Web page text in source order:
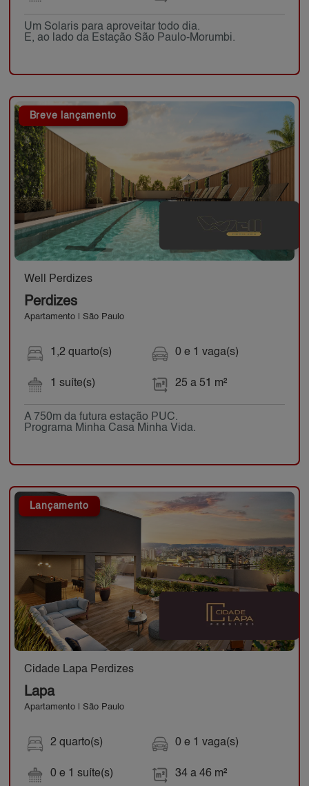
Um Solaris para aproveitar todo dia.
E, ao lado da Estação São Paulo-Morumbi.
Breve lançamento
Well Perdizes
Perdizes
Apartamento | São Paulo
1,2 quarto(s)
1 suíte(s)
0 e 1 vaga(s)
25 a 51 m²
A 750m da futura estação PUC.
Programa Minha Casa Minha Vida.
Lançamento
Cidade Lapa Perdizes
Lapa
Apartamento | São Paulo
2 quarto(s)
0 e 1 suíte(s)
0 e 1 vaga(s)
34 a 46 m²